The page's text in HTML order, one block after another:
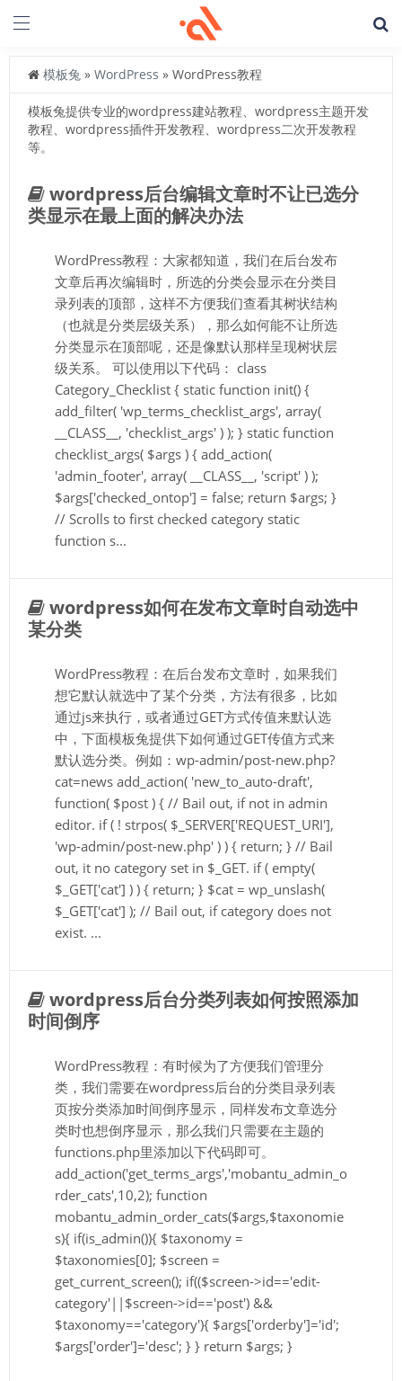
模板兔 » WordPress » WordPress教程
模板兔提供专业的wordpress建站教程、wordpress主题开发
教程、wordpress插件开发教程、wordpress二次开发教程
等。
wordpress后台编辑文章时不让已选分
类显示在最上面的解决办法
WordPress教程：大家都知道，我们在后台发布
文章后再次编辑时，所选的分类会显示在分类目
录列表的顶部，这样不方便我们查看其树状结构
（也就是分类层级关系），那么如何能不让所选
分类显示在顶部呢，还是像默认那样呈现树状层
级关系。 可以使用以下代码： class
Category_Checklist { static function init() {
add_filter( 'wp_terms_checklist_args', array(
__CLASS__, 'checklist_args' ) ); } static function
checklist_args( $args ) { add_action(
'admin_footer', array( __CLASS__, 'script' ) );
$args['checked_ontop'] = false; return $args; }
// Scrolls to first checked category static
function s...
wordpress如何在发布文章时自动选中
某分类
WordPress教程：在后台发布文章时，如果我们
想它默认就选中了某个分类，方法有很多，比如
通过js来执行，或者通过GET方式传值来默认选
中，下面模板兔提供下如何通过GET传值方式来
默认选分类。例如：wp-admin/post-new.php?
cat=news add_action( 'new_to_auto-draft',
function( $post ) { // Bail out, if not in admin
editor. if ( ! strpos( $_SERVER['REQUEST_URI'],
'wp-admin/post-new.php' ) ) { return; } // Bail
out, it no category set in $_GET. if ( empty(
$_GET['cat'] ) ) { return; } $cat = wp_unslash(
$_GET['cat'] ); // Bail out, if category does not
exist. ...
wordpress后台分类列表如何按照添加
时间倒序
WordPress教程：有时候为了方便我们管理分
类，我们需要在wordpress后台的分类目录列表
页按分类添加时间倒序显示，同样发布文章选分
类时也想倒序显示，那么我们只需要在主题的
functions.php里添加以下代码即可。
add_action('get_terms_args','mobantu_admin_o
rder_cats',10,2); function
mobantu_admin_order_cats($args,$taxonomie
s){ if(is_admin()){ $taxonomy =
$taxonomies[0]; $screen =
get_current_screen(); if(($screen->id=='edit-
category'||$screen->id=='post') &&
$taxonomy=='category'){ $args['orderby']='id';
$args['order']='desc'; } } return $args; }